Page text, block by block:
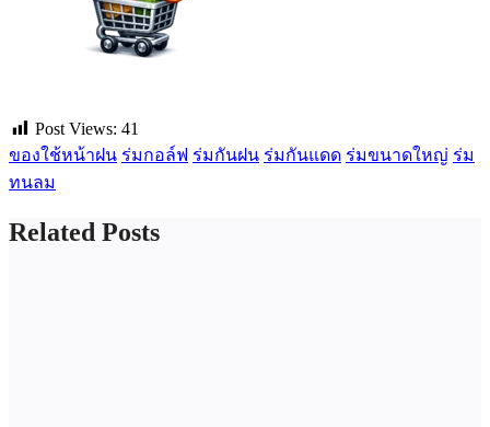
Post Views: 41
ของใช้หน้าฝน ร่มกอล์ฟ ร่มกันฝน ร่มกันแดด ร่มขนาดใหญ่ ร่ม
ทนลม
Related Posts